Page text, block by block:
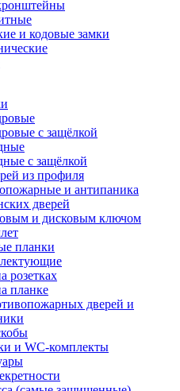
и кодовые замки
с защёлкой
с защёлкой
из профиля
и антипаника
дверей
и дисковым ключом
планки
розетках
планке
дверей и
и WC-комплекты